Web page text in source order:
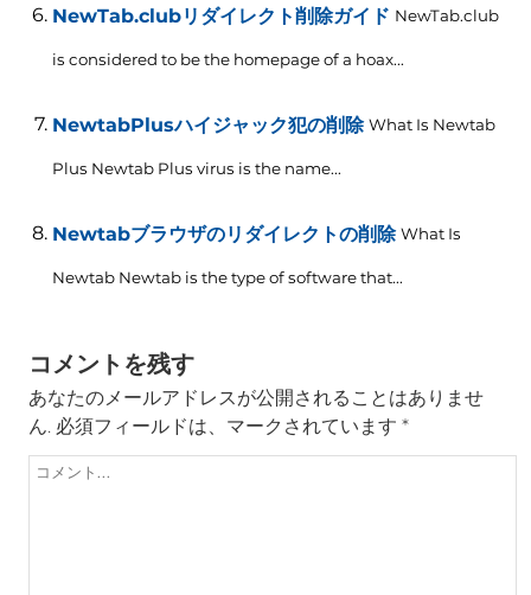
NewTab.clubリダイレクト削除ガイド NewTab.club
is considered to be the homepage of a hoax...
NewtabPlusハイジャック犯の削除 What Is Newtab
Plus Newtab Plus virus is the name...
Newtabブラウザのリダイレクトの削除 What Is
Newtab Newtab is the type of software that...
コメントを残す
あなたのメールアドレスが公開されることはありませ
ん. 必須フィールドは、マークされています *